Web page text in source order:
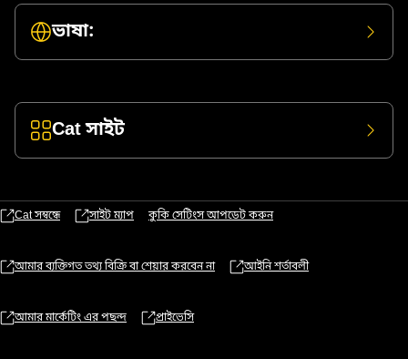
ভাষা:
Cat সাইট
Cat সম্বন্ধে সাইট ম্যাপ কুকি সেটিংস আপডেট করুন
আমার ব্যক্তিগত তথ্য বিক্রি বা শেয়ার করবেন না আইনি শর্তাবলী
আমার মার্কেটিং এর পছন্দ প্রাইভেসি